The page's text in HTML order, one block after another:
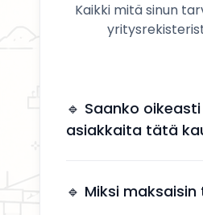
Kaikki mitä sinun
🔹 Saanko oikeasti
asiakkaita tätä
jotka etsivät
🔹 Miksi